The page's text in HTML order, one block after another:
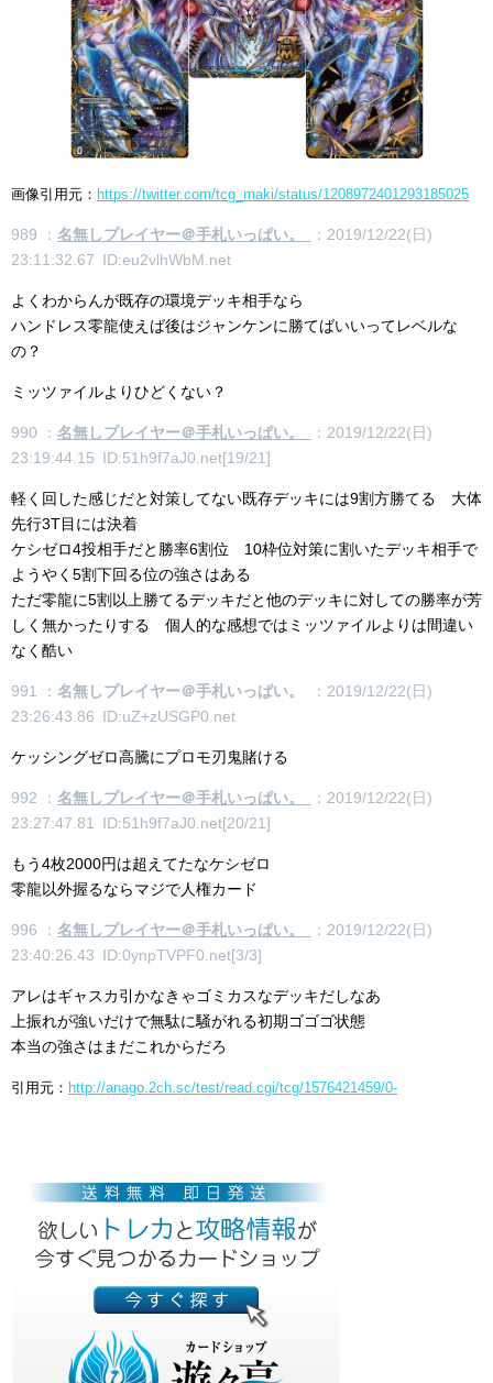
画像引用元： https://twitter.com/tcg_maki/status/1208972401293185025
989 ： 名無しプレイヤー＠手札いっぱい。
：2019/12/22(日)
23:11:32.67 ID:eu2vlhWbM.net
よくわからんが既存の環境デッキ相手なら
ハンドレス零龍使えば後はジャンケンに勝てばいいってレベルな
の？
ミッツァイルよりひどくない？
990 ： 名無しプレイヤー＠手札いっぱい。
：2019/12/22(日)
23:19:44.15 ID:51h9f7aJ0.net[19/21]
軽く回した感じだと対策してない既存デッキには9割方勝てる 大体
先行3T目には決着
ケシゼロ4投相手だと勝率6割位 10枠位対策に割いたデッキ相手で
ようやく5割下回る位の強さはある
ただ零龍に5割以上勝てるデッキだと他のデッキに対しての勝率が芳
しく無かったりする 個人的な感想ではミッツァイルよりは間違い
なく酷い
991 ： 名無しプレイヤー＠手札いっぱい。
：2019/12/22(日)
23:26:43.86 ID:uZ+zUSGP0.net
ケッシングゼロ高騰にプロモ刃鬼賭ける
992 ： 名無しプレイヤー＠手札いっぱい。
：2019/12/22(日)
23:27:47.81 ID:51h9f7aJ0.net[20/21]
もう4枚2000円は超えてたなケシゼロ
零龍以外握るならマジで人権カード
996 ： 名無しプレイヤー＠手札いっぱい。
：2019/12/22(日)
23:40:26.43 ID:0ynpTVPF0.net[3/3]
アレはギャスカ引かなきゃゴミカスなデッキだしなあ
上振れが強いだけで無駄に騒がれる初期ゴゴゴ状態
本当の強さはまだこれからだろ
引用元： http://anago.2ch.sc/test/read.cgi/tcg/1576421459/0-